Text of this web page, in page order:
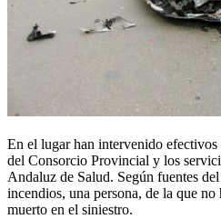
En el lugar han intervenido efectivos
del Consorcio Provincial y los
Andaluz de Salud. Según fuentes
incendios, una persona, de la que
muerto en el siniestro.